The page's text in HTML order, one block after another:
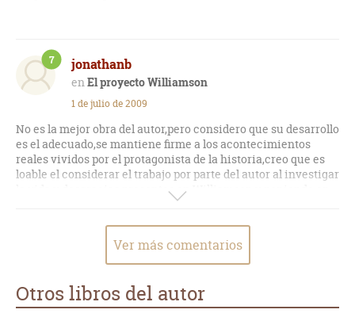
jonathanb
El proyecto Williamson
7
1 de julio de 2009
No es la mejor obra del autor,pero considero que su desarrollo
es el adecuado,se mantiene firme a los acontecimientos
reales vividos por el protagonista de la historia,creo que es
loable el considerar el trabajo por parte del autor al investigar
la vida y desgracias presentes en Williamson,y poniendo en
manifiesto las fallas del sistema penal y policial en un país
documentados se pueden tomar dos caminos (el
implementar situaciones ajenas a la realidad para hacer la
camino correcto.
Ver más comentarios
Otros libros del autor